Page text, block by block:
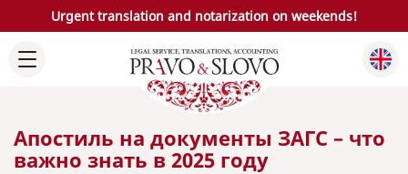
Urgent translation and notarization on weekends!
Апостиль на документы ЗАГС – что
важно знать в 2025 году